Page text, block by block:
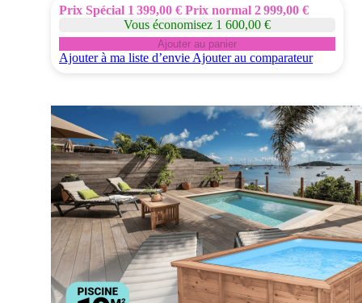
Prix Spécial 1 399,00 € Prix normal 2 999,00 €
Vous économisez 1 600,00 €
Ajouter au panier
Ajouter à ma liste d’envie Ajouter au comparateur